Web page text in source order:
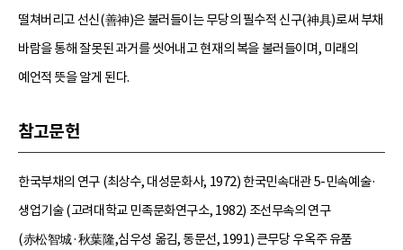
떨쳐버리고 선신(善神)은 불러들이는 무당의 필수적 신구(神具)로써 부채
바람을 통해 잘못된 과거를 씻어내고 현재의 복을 불러들이며, 미래의
예언적 뜻을 알게 된다.
참고문헌
한국부채의 연구 (최상수, 대성문화사, 1972) 한국민속대관 5-민속예술·
생업기술 (고려대학교 민족문화연구소, 1982) 조선무속의 연구
(赤松智城·秋葉隆,심우성 옮김, 동문선, 1991) 큰무당 우옥주 유품